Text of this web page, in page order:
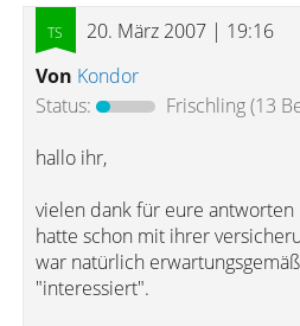
20. März 2007 | 19:16
Von Kondor
Status:
Frischling(13
hallo ihr,
vielen dank für eure
hatte schon mit ihrer
war natürlich
"interessiert".